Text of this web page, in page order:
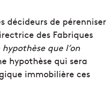
décideurs de pérenniser
des Fabriques
hypothèse que l’on
hypothèse qui sera
immobilière ces